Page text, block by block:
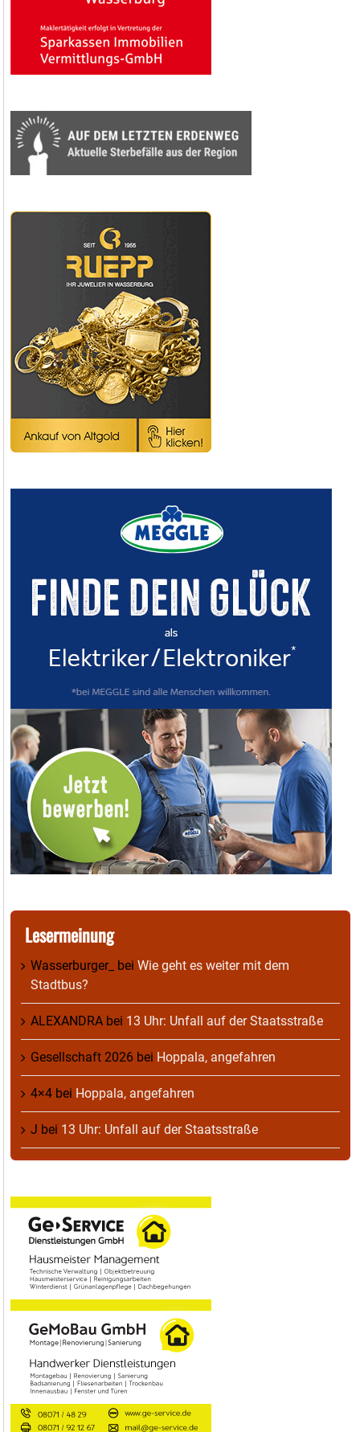
Lesermeinung
Wasserburger_ bei Wie geht es weiter mit dem
Stadtbus?
ALEXANDRA bei 13 Uhr: Unfall auf der Staatsstraße
Gesellschaft 2026 bei Hoppala, angefahren
4×4 bei Hoppala, angefahren
J bei 13 Uhr: Unfall auf der Staatsstraße